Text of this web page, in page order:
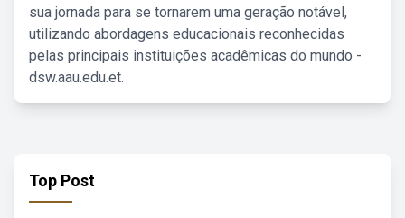
sua jornada para se tornarem uma geração notável,
utilizando abordagens educacionais reconhecidas
pelas principais instituições acadêmicas do mundo -
dsw.aau.edu.et.
Top Post